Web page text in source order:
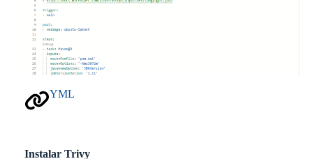
YML
Instalar Trivy